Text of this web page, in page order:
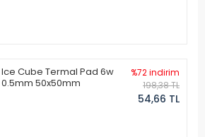
Ice Cube Termal Pad 6w
0.5mm 50x50mm
%72 indirim
198,38 TL
54,66 TL